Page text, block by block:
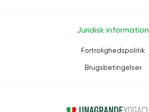
Juridisk information
Fortrolighedspolitik
Brugsbetingelser